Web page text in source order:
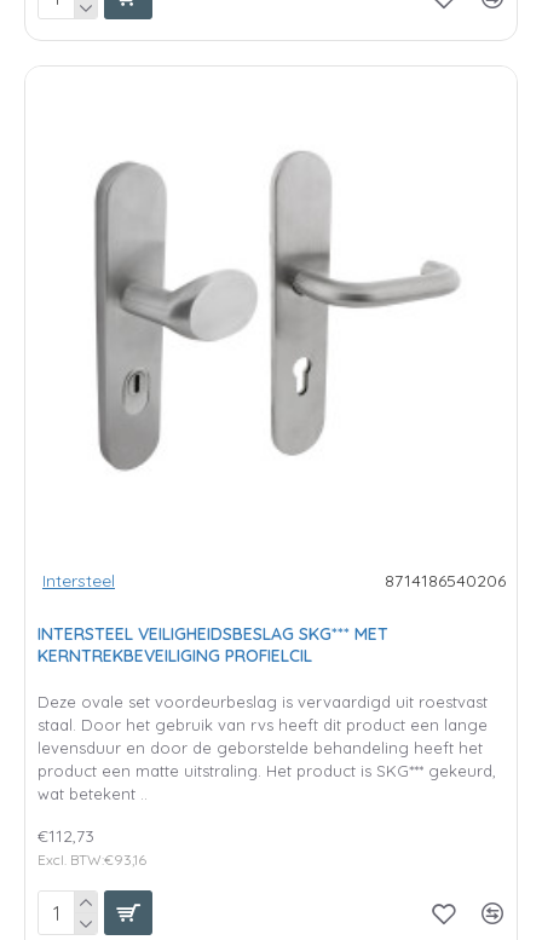
Intersteel 8714186540206
INTERSTEEL VEILIGHEIDSBESLAG SKG*** MET
KERNTREKBEVEILIGING PROFIELCIL
Deze ovale set voordeurbeslag is vervaardigd uit roestvast
staal. Door het gebruik van rvs heeft dit product een lange
levensduur en door de geborstelde behandeling heeft het
product een matte uitstraling. Het product is SKG*** gekeurd,
wat betekent ..
€112,73
Excl. BTW:€93,16